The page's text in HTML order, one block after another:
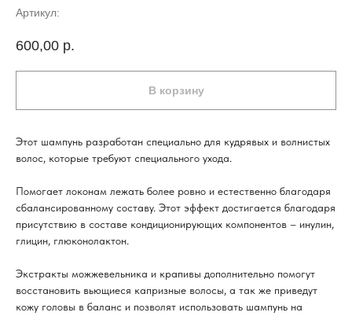
Артикул:
600,00 р.
В корзину
Этот шампунь разработан специально для кудрявых и волнистых
волос, которые требуют специального ухода.
Помогает локонам лежать более ровно и естественно благодаря
сбалансированному составу. Этот эффект достигается благодаря
присутствию в составе кондиционирующих компонентов – инулин,
глицин, глюконолактон.
Экстракты можжевельника и крапивы дополнительно помогут
восстановить вьющиеся капризные волосы, а так же приведут
кожу головы в баланс и позволят использовать шампунь на